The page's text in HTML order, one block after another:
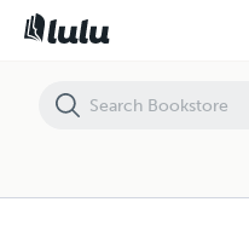
L'asinello che sapeva volare